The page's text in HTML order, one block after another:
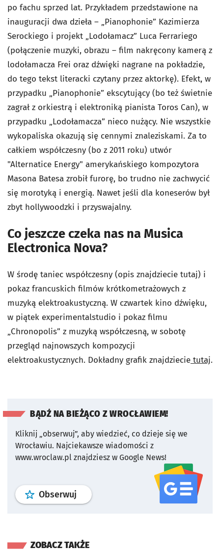
po fachu sprzed lat. Przykładem przedstawione na
inauguracji dwa dzieła – „Pianophonie” Kazimierza
Serockiego i projekt „Lodołamacz” Luca Ferrariego
(połączenie muzyki, obrazu – film nakręcony kamerą z
lodołamacza Frei oraz dźwięki nagrane na pokładzie,
do tego tekst literacki czytany przez aktorkę). Efekt, w
przypadku „Pianophonie” ekscytujący (bo też świetnie
zagrał z orkiestrą i elektroniką pianista Toros Can), w
przypadku „Lodołamacza” nieco nużący. Nie wszystkie
wykopaliska okazują się cennymi znaleziskami. Za to
całkiem współczesny (bo z 2011 roku) utwór
"Alternatice Energy" amerykańskiego kompozytora
Masona Batesa zrobił furorę, bo trudno nie zachwycić
się morotyką i energią. Nawet jeśli dla koneserów był
zbyt hollywoodzki i przyswajalny.
Co jeszcze czeka nas na Musica
Electronica Nova?
W środę taniec współczesny (opis znajdziecie tutaj) i
pokaz francuskich filmów krótkometrażowych z
muzyką elektroakustyczną. W czwartek kino dźwięku,
w piątek experimentalstudio i pokaz filmu
„Chronopolis” z muzyką współczesną, w sobotę
przegląd najnowszych kompozycji
elektroakustycznych. Dokładny grafik znajdziecie tutaj.
BĄDŹ NA BIEŻĄCO Z WROCŁAWIEM!
Kliknij „obserwuj”, aby wiedzieć, co dzieje się we
Wrocławiu. Najciekawsze wiadomości z
www.wroclaw.pl znajdziesz w Google News!
Obserwuj profil serwisu
ZOBACZ TAKŻE